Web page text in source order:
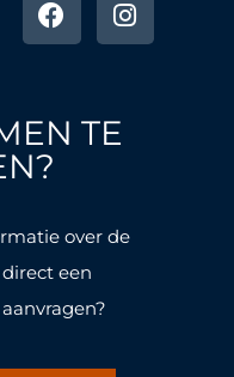
c
e
o
k
s
t
TE
over de
een